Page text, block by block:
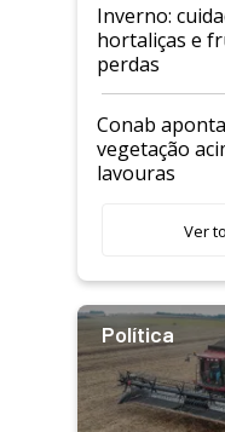
Inverno:
hortaliças e
perdas
Conab
vegetação
lavouras
Ver
Política